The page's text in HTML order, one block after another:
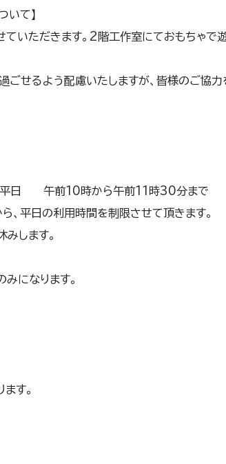
いて】
いただきます。2階工作室にておもちゃで
せるよう配慮いたしますが、皆様のご協力
の平日 午前10時から午前11時30分まで
日の利用時間を制限させて頂きます。
します。
なります。
す。